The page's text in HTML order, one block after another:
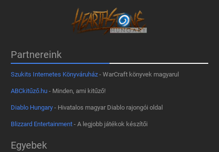
Partnereink
Szukits Internetes Könyváruház - WarCraft könyvek magyarul
ABCkitűző.hu - Minden, ami kitűző!
Diablo Hungary - Hivatalos magyar Diablo rajongói oldal
Blizzard Entertainment - A legjobb játékok készítői
Egyebek